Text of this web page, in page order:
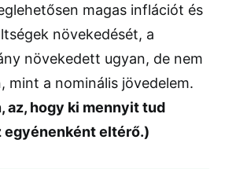
magas inflációt és
növekedését, a
növekedett ugyan, de nem
mint a nominális jövedelem.
az, hogy ki mennyit tud
egyénenként eltérő.)